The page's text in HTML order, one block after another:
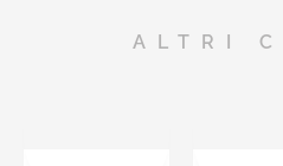
ALTRI